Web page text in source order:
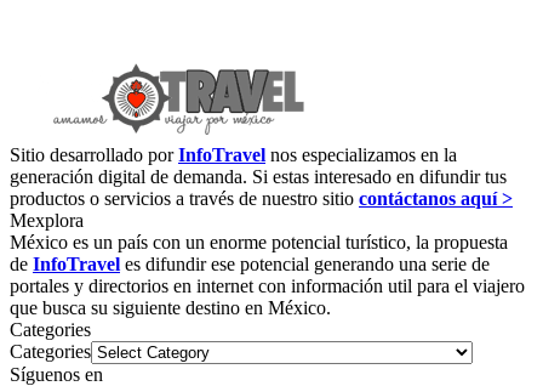
Sitio desarrollado porInfoTravel nos especializamos en la
generación digital de demanda. Si estas interesado en difundir tus
productos o servicios a través de nuestro sitio contáctanos aquí >
Mexplora
México es un país con un enorme potencial turístico, la propuesta
de InfoTravel es difundir ese potencial generando una serie de
portales y directorios en internet con información util para el viajero
que busca su siguiente destino en México.
Categories
Categories
Síguenos en